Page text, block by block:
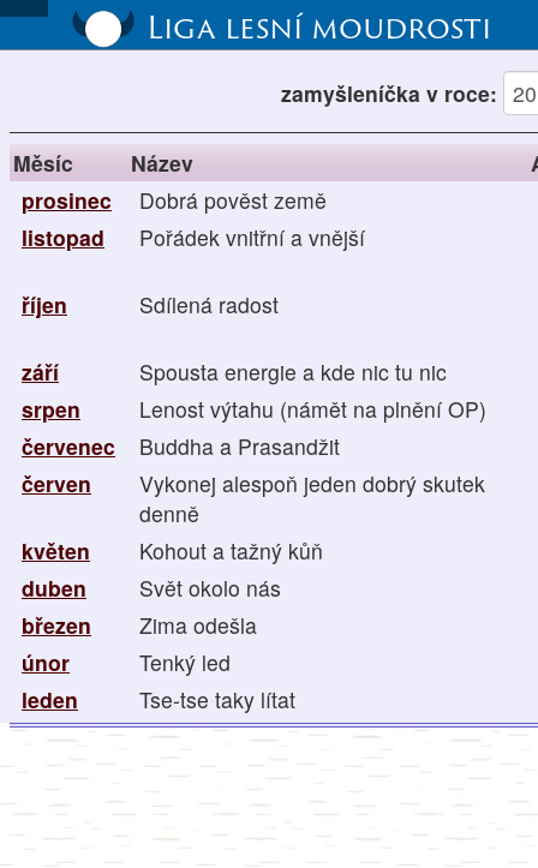
Liga lesní moudrosti
zamyšleníčka v roce:
Měsíc Název
prosinec
Dobrá pověst země
listopad
Pořádek vnitřní a vnější
říjen Sdílená radost
září
Spousta energie a kde nic tu nic
srpen
Lenost výtahu (námět na plnění OP)
červenec
Buddha a Prasandžit
červen
Vykonej alespoň jeden dobrý skutek
denně
květen
Kohout a tažný kůň
duben
Svět okolo nás
březen
Zima odešla
únor
Tenký led
leden
Tse-tse taky lítat